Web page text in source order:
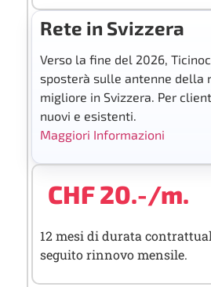
Rete in Svizzera
Verso la fine del 2026,
sposterà sulle antenne della
migliore in Svizzera. Per
nuovi e esistenti.
Maggiori Informazioni
CHF 20.-/m.
12 mesi di durata
seguito rinnovo mensile.